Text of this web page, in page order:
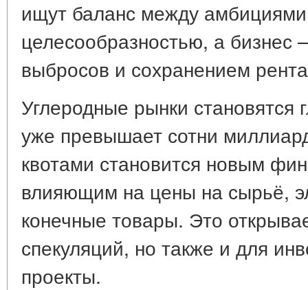
ищут баланс между
целесообразностью, а
выбросов и сохранением
Углеродные рынки
уже превышает сотни
квотами становится новым
влияющим на цены на сырьё,
конечные товары. Это
спекуляций, но также и для
проекты.